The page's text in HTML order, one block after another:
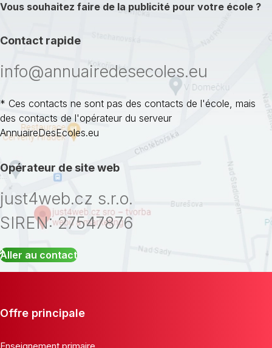
Vous souhaitez faire de la publicité pour votre école ?
Contact rapide
info@annuairedesecoles.eu
* Ces contacts ne sont pas des contacts de l'école, mais
des contacts de l'opérateur du serveur
AnnuaireDesEcoles.eu
Opérateur de site web
just4web.cz s.r.o.
SIREN: 27547876
Aller au contact
Offre principale